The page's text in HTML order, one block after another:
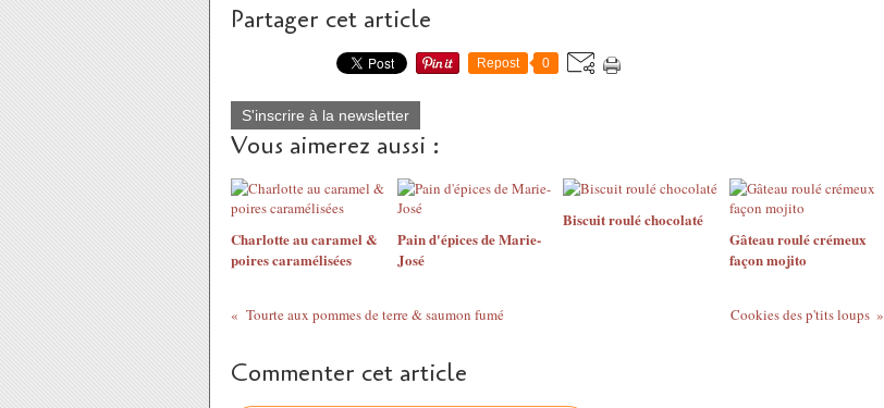
Partager cet article
Repost 0
S'inscrire à la newsletter
Vous aimerez aussi :
Charlotte au caramel &
poires caramélisées
Pain d'épices de Marie-
José
Biscuit roulé chocolaté
Gâteau roulé crémeux
façon mojito
Tourte aux pommes de terre & saumon fumé Cookies des p'tits loups
Commenter cet article